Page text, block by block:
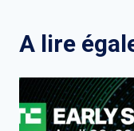
A lire